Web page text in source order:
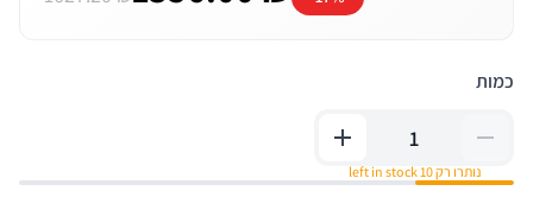
כמות
נותרו רק 10 left in stock